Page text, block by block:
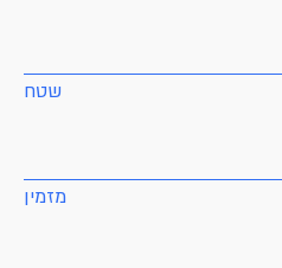
שטח
מזמין